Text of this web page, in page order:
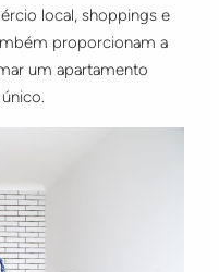
local, shoppings e
proporcionam a
um apartamento